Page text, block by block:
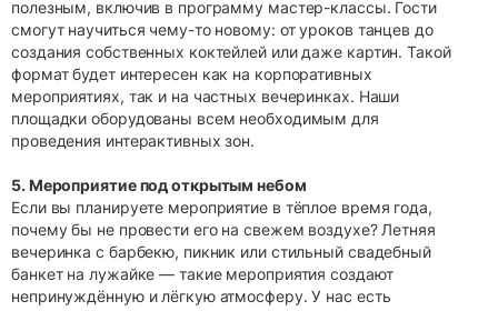
полезным, включив в программу мастер-классы. Гости
смогут научиться чему-то новому: от уроков танцев до
создания собственных коктейлей или даже картин. Такой
формат будет интересен как на корпоративных
мероприятиях, так и на частных вечеринках. Наши
площадки оборудованы всем необходимым для
проведения интерактивных зон.
5. Мероприятие под открытым небом
Если вы планируете мероприятие в тёплое время года,
почему бы не провести его на свежем воздухе? Летняя
вечеринка с барбекю, пикник или стильный свадебный
банкет на лужайке — такие мероприятия создают
непринуждённую и лёгкую атмосферу. У нас есть